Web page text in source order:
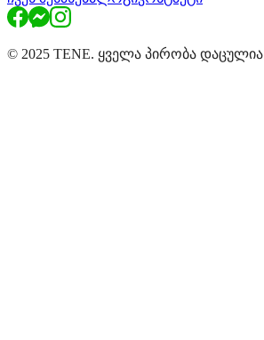
© 2025 TENE. ყველა პირობა დაცულია